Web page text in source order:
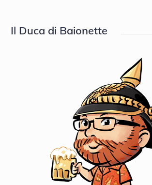
Il Duca di Baionette